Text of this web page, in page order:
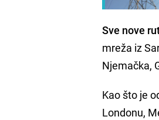
Sve nove
mreža iz
Njemačka,
Kao što je
Londonu,